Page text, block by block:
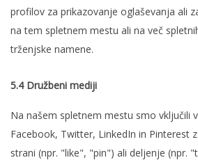
profilov za prikazovanje oglaševanja ali
na tem spletnem mestu ali na več
trženjske namene.
5.4 Družbeni mediji
Na našem spletnem mestu smo vključili
Facebook, Twitter, LinkedIn in Pinterest
strani (npr. "like", "pin") ali deljenje (npr.